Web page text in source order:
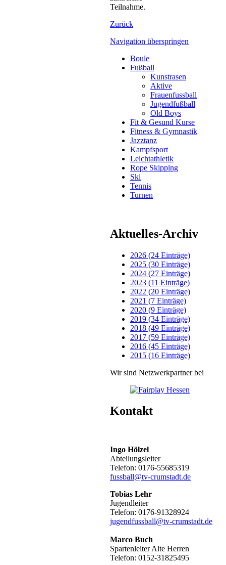
Teilnahme.
Zurück
Navigation überspringen
Boule
Fußball
Kunstrasen
Aktive
Frauenfussball
Jugendfußball
Old Boys
Fit & Gesund Kurse
Fitness & Gymnastik
Jazztanz
Kampfsport
Leichtathletik
Rope Skipping
Ski
Tennis
Turnen
Aktuelles-Archiv
2026 (24 Einträge)
2025 (30 Einträge)
2024 (27 Einträge)
2023 (11 Einträge)
2022 (20 Einträge)
2021 (7 Einträge)
2020 (9 Einträge)
2019 (34 Einträge)
2018 (49 Einträge)
2017 (59 Einträge)
2016 (45 Einträge)
2015 (16 Einträge)
Wir sind Netzwerkpartner bei
Kontakt
Ingo Hölzel
Abteilungsleiter
Telefon: 0176-55685319
fussball@tv-crumstadt.de
Tobias Lehr
Jugendleiter
Telefon: 0176-91328924
jugendfussball@tv-crumstadt.de
Marco Buch
Spartenleiter Alte Herren
Telefon: 0152-31825495